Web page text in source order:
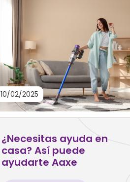
10/02/2025
¿Necesitas ayuda en
casa? Así puede
ayudarte Aaxe